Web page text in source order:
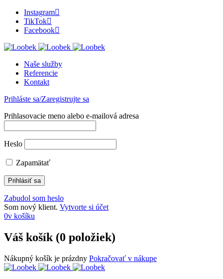
Instagram
TikTok
Facebook
Naše služby
Referencie
Kontakt
Prihláste sa/Zaregistrujte sa
Prihlasovacie meno alebo e-mailová adresa
Heslo
Zapamätať
Zabudol som heslo
Som nový klient. Vytvorte si účet
0v košíku
Váš košík (0 položiek)
Nákupný košík je prázdny Pokračovať v nákupe